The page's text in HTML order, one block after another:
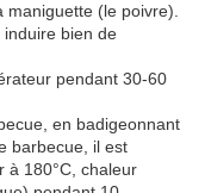
(le poivre).
bien de
pendant 30-60
en badigeonnant
barbecue, il est
à 180°C, chaleur